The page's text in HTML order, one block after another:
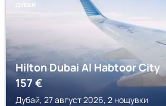
ДУБАЙ
Hilton Dubai Al Habtoor City
157€
Дубай, 27 август 2026, 2 нощувки